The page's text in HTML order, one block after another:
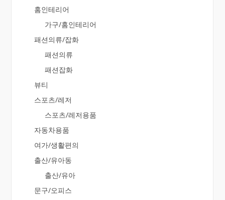
홈인테리어
가구/홈인테리어
패션의류/잡화
패션의류
패션잡화
뷰티
스포츠/레저
스포츠/레저용품
자동차용품
여가/생활편의
출산/유아동
출산/유아
문구/오피스